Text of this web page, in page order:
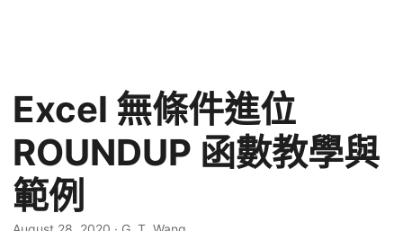
Excel 無條件進位
ROUNDUP 函數教學與
範例